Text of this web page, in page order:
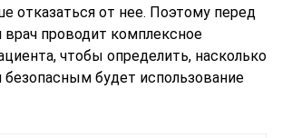
отказаться от нее. Поэтому перед
врач проводит комплексное
чтобы определить, насколько
будет использование